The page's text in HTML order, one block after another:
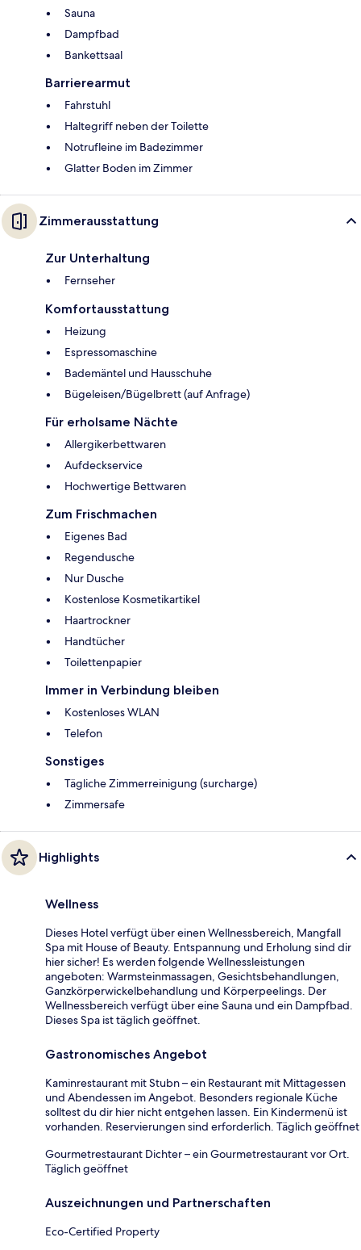
Sauna
Dampfbad
Bankettsaal
Barrierearmut
Fahrstuhl
Haltegriff neben der Toilette
Notrufleine im Badezimmer
Glatter Boden im Zimmer
Zimmerausstattung
Zur Unterhaltung
Fernseher
Komfortausstattung
Heizung
Espressomaschine
Bademäntel und Hausschuhe
Bügeleisen/Bügelbrett (auf Anfrage)
Für erholsame Nächte
Allergikerbettwaren
Aufdeckservice
Hochwertige Bettwaren
Zum Frischmachen
Eigenes Bad
Regendusche
Nur Dusche
Kostenlose Kosmetikartikel
Haartrockner
Handtücher
Toilettenpapier
Immer in Verbindung bleiben
Kostenloses WLAN
Telefon
Sonstiges
Tägliche Zimmerreinigung (surcharge)
Zimmersafe
Highlights
Wellness
Dieses Hotel verfügt über einen Wellnessbereich, Mangfall
Spa mit House of Beauty. Entspannung und Erholung sind dir
hier sicher! Es werden folgende Wellnessleistungen
angeboten: Warmsteinmassagen, Gesichtsbehandlungen,
Ganzkörperwickelbehandlung und Körperpeelings. Der
Wellnessbereich verfügt über eine Sauna und ein Dampfbad.
Dieses Spa ist täglich geöffnet.
Gastronomisches Angebot
Kaminrestaurant mit Stubn – ein Restaurant mit Mittagessen
und Abendessen im Angebot. Besonders regionale Küche
solltest du dir hier nicht entgehen lassen. Ein Kindermenü ist
vorhanden. Reservierungen sind erforderlich. Täglich geöffnet
Gourmetrestaurant Dichter – ein Gourmetrestaurant vor Ort.
Täglich geöffnet
Auszeichnungen und Partnerschaften
Eco-Certified Property